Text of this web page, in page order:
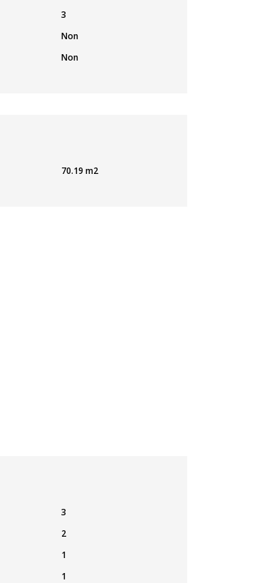
3
Non
Non
70.19 m2
3
2
1
1